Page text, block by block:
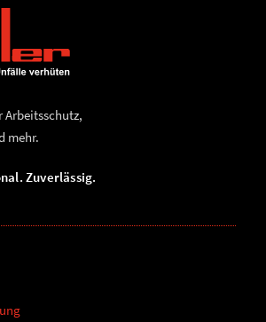
Arbeitsschutz,
mehr.
Zuverlässig.